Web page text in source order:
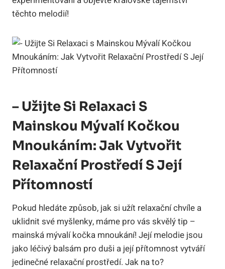
těchto melodií!
– Užijte Si Relaxaci S
Mainskou Mývalí Kočkou
Mnoukáním: Jak Vytvořit
Relaxační Prostředí S Její
Přítomností
Pokud hledáte způsob, jak si užít relaxační chvíle a
uklidnit své myšlenky, máme pro vás skvělý tip –
mainská mývalí kočka mnoukání! Její melodie jsou
jako léčivý balsám pro duši a její přítomnost vytváří
jedinečné relaxační prostředí. Jak na to?